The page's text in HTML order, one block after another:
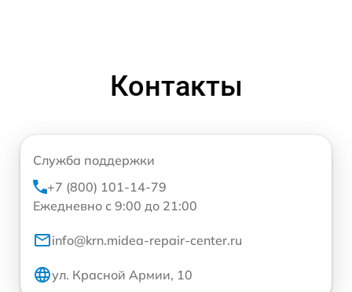
Контакты
Служба поддержки
+7 (800) 101-14-79
Ежедневно с 9:00 до 21:00
info@krn.midea-repair-center.ru
ул. Красной Армии, 10